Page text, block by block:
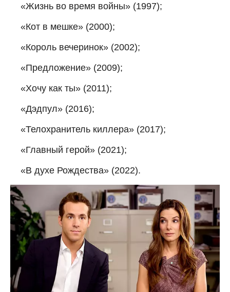
«Жизнь во время войны» (1997);
«Кот в мешке» (2000);
«Король вечеринок» (2002);
«Предложение» (2009);
«Хочу как ты» (2011);
«Дэдпул» (2016);
«Телохранитель киллера» (2017);
«Главный герой» (2021);
«В духе Рождества» (2022).